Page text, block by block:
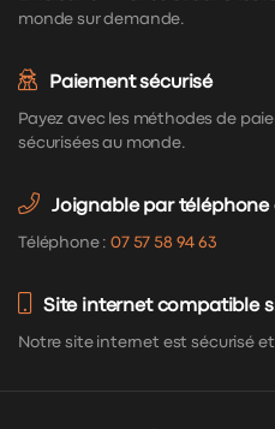
monde sur demande.
Paiement sécurisé
Payez avec les méthodes de
sécurisées au monde.
Joignable par téléphone
Téléphone :07 57 58 94 63
Site internet compatible
Notre site internet est sécurisé